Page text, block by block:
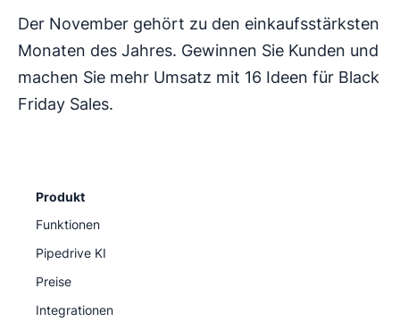
Der November gehört zu den einkaufsstärksten
Monaten des Jahres. Gewinnen Sie Kunden und
machen Sie mehr Umsatz mit 16 Ideen für Black
Friday Sales.
Produkt
Funktionen
Pipedrive KI
Preise
Integrationen